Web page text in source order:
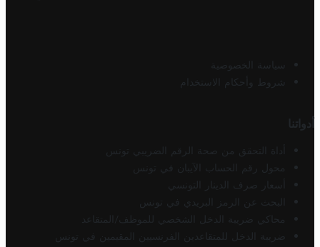
سياسة الخصوصية
شروط وأحكام الاستخدام
أدواتنا
أداة التحقق من صحة الرقم الضريبي تونس
محول رقم الحساب الآيبان في تونس
أسعار صرف الدينار التونسي
البحث عن الرمز البريدي في تونس
محاكي ضريبة الدخل الشخصي للموظف/المتقاعد
ضريبة الدخل للمتقاعدين الفرنسيين المقيمين في تونس